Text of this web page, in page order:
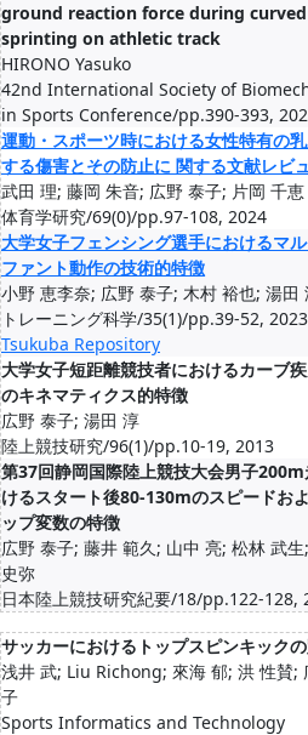
ground reaction force during curved
sprinting on athletic track
HIRONO Yasuko
42nd International Society of
in Sports Conference/pp.390-393,
運動・スポーツ時における女性特有の
する傷害とその防止に 関する文献レビ
武田 理; 藤岡 朱音; 広野 泰子; 片岡 千恵
体育学研究/69(0)/pp.97-108, 2024
大学女子フェンシング選手におけるマ
ファント動作の技術的特徴
小野 恵李奈; 広野 泰子; 木村 裕也; 湯田
トレーニング科学/35(1)/pp.39-52,
Tsukuba Repository
大学女子短距離競技者におけるカーブ
のキネマティクス的特徴
広野 泰子; 湯田 淳
陸上競技研究/96(1)/pp.10-19, 2013
第37回静岡国際陸上競技大会男子
けるスタート後80-130mのスピードお
ップ変数の特徴
広野 泰子; 藤井 範久; 山中 亮; 松林 武
史弥
日本陸上競技研究紀要/18/pp.122-128,
サッカーにおけるトップスピンキック
浅井 武; Liu Richong; 來海 郁; 洪 性賛;
子
Sports Informatics and Technology